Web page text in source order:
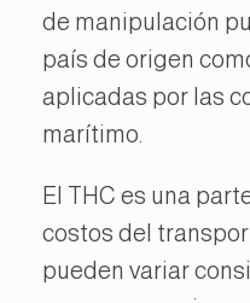
de manipulación
país de origen
aplicadas por las
marítimo.
El THC es una
costos del
pueden variar